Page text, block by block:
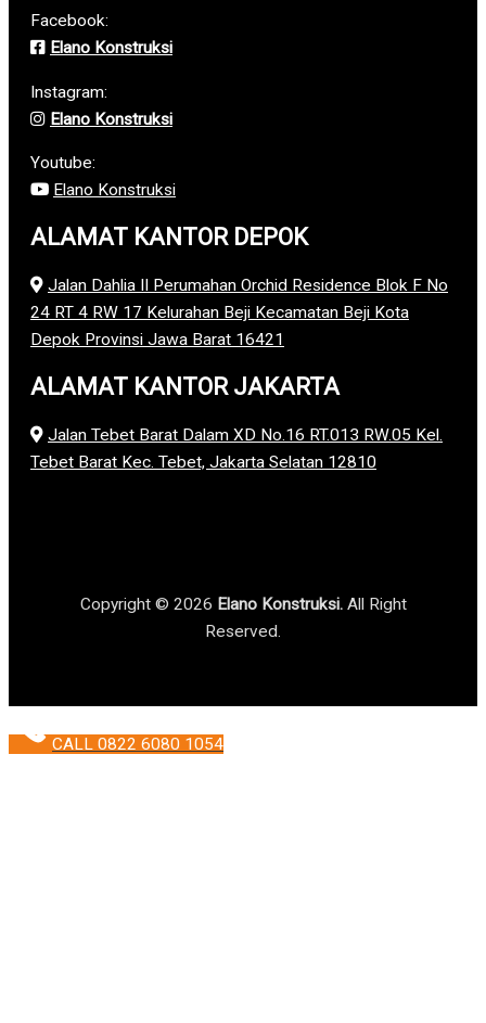
Facebook:
Elano Konstruksi
Instagram:
Elano Konstruksi
Youtube:
Elano Konstruksi
ALAMAT KANTOR DEPOK
Jalan Dahlia II Perumahan Orchid Residence Blok F No
24 RT 4 RW 17 Kelurahan Beji Kecamatan Beji Kota
Depok Provinsi Jawa Barat 16421
ALAMAT KANTOR JAKARTA
Jalan Tebet Barat Dalam XD No.16 RT.013 RW.05 Kel.
Tebet Barat Kec. Tebet, Jakarta Selatan 12810
Copyright © 2026 Elano Konstruksi.All Right
Reserved.
CALL 0822 6080 1054